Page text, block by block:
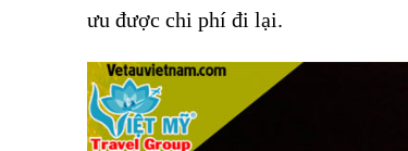
ưu được chi phí đi lại.